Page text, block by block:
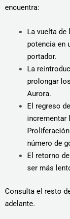
encuentra:
La vuelta de
potencia en
portador.
La
prolongar
Aurora.
El regreso
incrementar
número de
El retorno
ser más
Consulta el resto
adelante.